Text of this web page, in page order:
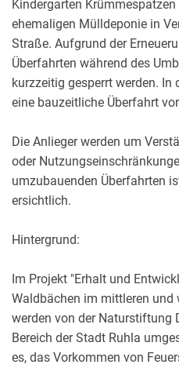
Kindergarten
ehemaligen Mülldeponie in
Straße. Aufgrund der
Überfahrten während des
kurzzeitig gesperrt werden. In
eine bauzeitliche Überfahrt
Die Anlieger werden um
oder
umzubauenden Überfahrten
ersichtlich.
Hintergrund:
Im Projekt "Erhalt und
Waldbächen im mittleren und
werden von der Naturstiftung
Bereich der Stadt Ruhla
es, das Vorkommen von